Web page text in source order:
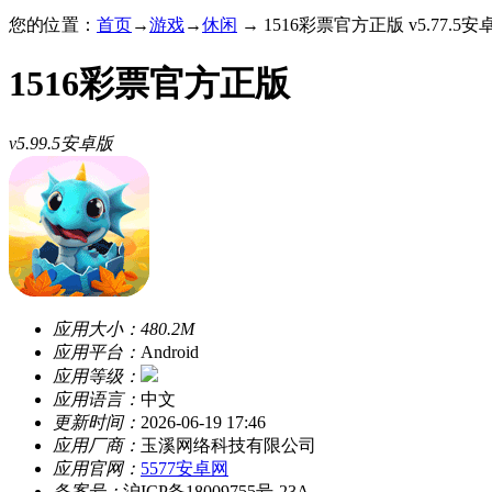
您的位置： 首页→游戏→休闲 → 1516彩票官方正版 v5.77.5安
1516彩票官方正版
v5.99.5安卓版
应用大小： 480.2M
应用平台： Android
应用等级：
应用语言： 中文
更新时间： 2026-06-19 17:46
应用厂商： 玉溪网络科技有限公司
应用官网： 5577安卓网